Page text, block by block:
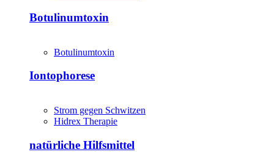
Botulinumtoxin
Botulinumtoxin
Iontophorese
Strom gegen Schwitzen
Hidrex Therapie
natürliche Hilfsmittel